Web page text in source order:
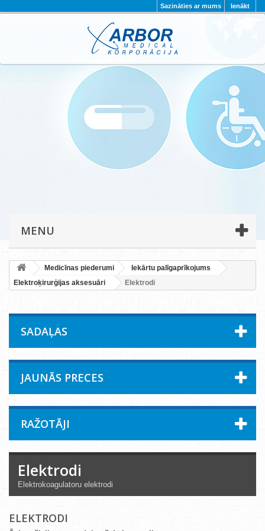
Ienākt
Sazināties ar mums
PAR MUMS PROJEKTI
KONTAKTI
PRIVĀTUMA POLITIKA
MENU
Medicīnas piederumi
Iekārtu palīgaprīkojums
Elektroķirurģijas aksesuāri
Elektrodi
SADAĻAS
JAUNĀS PRECES
RAŽOTĀJI
Elektrodi
Elektrokoagulatoru elektrodi
ELEKTRODI